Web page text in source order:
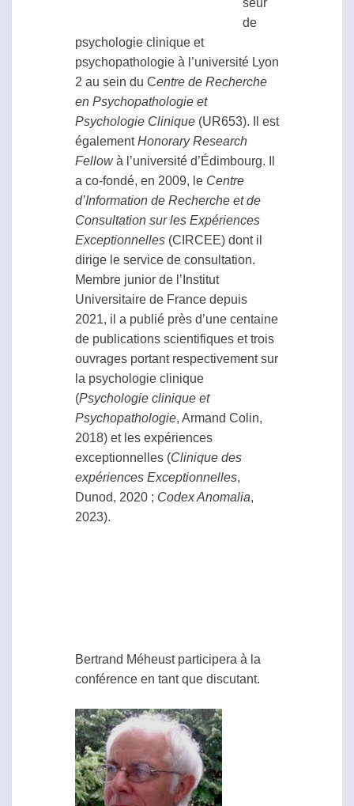
seur
de
psychologie clinique et
psychopathologie à l’université Lyon
2 au sein du Centre de Recherche
en Psychopathologie et
Psychologie Clinique (UR653). Il est
égalementHonorary Research
Fellowà l’université d’Édimbourg. Il
a co-fondé, en 2009, le Centre
d’Information de Recherche et de
Consultation sur les Expériences
Exceptionnelles (CIRCEE) dont il
dirige le service de consultation.
Membre junior de l’Institut
Universitaire de France depuis
2021, il a publié près d’une centaine
de publications scientifiques et trois
ouvrages portant respectivement sur
la psychologie clinique
(Psychologie clinique et
Psychopathologie, Armand Colin,
2018) et les expériences
exceptionnelles (Clinique des
expériences Exceptionnelles,
Dunod, 2020 ; Codex Anomalia,
2023).
Bertrand Méheust participera à la
conférence en tant que discutant.